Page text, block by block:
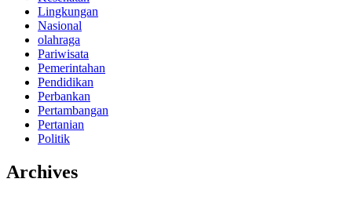
Lingkungan
Nasional
olahraga
Pariwisata
Pemerintahan
Pendidikan
Perbankan
Pertambangan
Pertanian
Politik
Archives